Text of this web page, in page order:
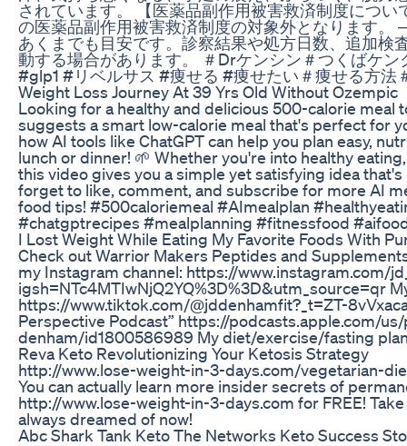
されています。 【医薬品副作用被害救済制度につ
の医薬品副作用被害救済制度の対象外となりま
あくまでも目安です。診察結果や処方日数、追加検
動する場合があります。 ＃Drケンシン＃つくばケ
#glp1 #リベルサス #痩せる #痩せたい＃痩せる方法
Weight Loss Journey At 39 Yrs Old Without Ozempic
Looking for a healthy and delicious 500-calorie meal
suggests a smart low-calorie meal that's perfect for
how AI tools like ChatGPT can help you plan easy,
lunch or dinner! 🌱 Whether you're into healthy
this video gives you a simple yet satisfying idea
forget to like, comment, and subscribe for more AI
food tips! #500caloriemeal #AImealplan
#chatgptrecipes #mealplanning #fitnessfood
I Lost Weight While Eating My Favorite Foods With
Check out Warrior Makers Peptides and
my Instagram channel: https://www.instagram.com/
igsh=NTc4MTIwNjQ2YQ%3D%3D&utm_source=qr
https://www.tiktok.com/@jddenhamfit?_t=ZT-
Perspective Podcast” https://podcasts.apple.com/
denham/id1800586989 My diet/exercise/fasting
Reva Keto Revolutionizing Your Ketosis Strategy
http://www.lose-weight-in-3-days.com/vegetarian-
You can actually learn more insider secrets of
http://www.lose-weight-in-3-days.com for FREE!
always dreamed of now!
Abc Shark Tank Keto The Networks Keto Success